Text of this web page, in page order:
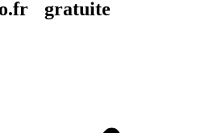
gratuite